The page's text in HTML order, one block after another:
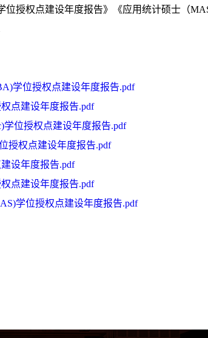
位授权点建设年度报告》《应用统计硕士（
学位授权点建设年度报告.pdf
点建设年度报告.pdf
学位授权点建设年度报告.pdf
授权点建设年度报告.pdf
设年度报告.pdf
点建设年度报告.pdf
学位授权点建设年度报告.pdf